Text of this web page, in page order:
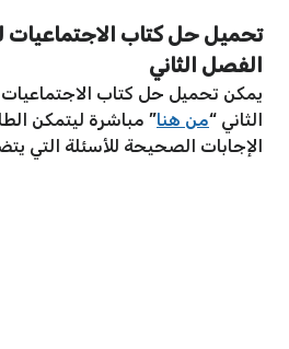
تحميل حل كتاب الاجتماعيات
الفصل الثاني
يمكن تحميل حل كتاب
الثاني “من هنا” مباشرة ليتمكن
الإجابات الصحيحة للأسئلة التي